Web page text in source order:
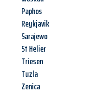
Paphos
Reykjavik
Sarajewo
St Helier
Triesen
Tuzla
Zenica